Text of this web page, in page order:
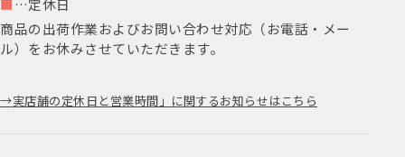
商品の出荷作業およびお問い合わせ対応（お電話・メー
ル）をお休みさせていただきます。
実店舗の定休日と営業時間」に関するお知らせはこちら